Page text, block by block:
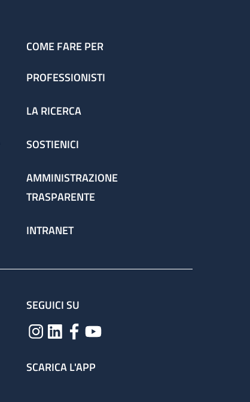
COME FARE PER
PROFESSIONISTI
LA RICERCA
SOSTIENICI
AMMINISTRAZIONE
TRASPARENTE
INTRANET
SEGUICI SU
SCARICA L'APP